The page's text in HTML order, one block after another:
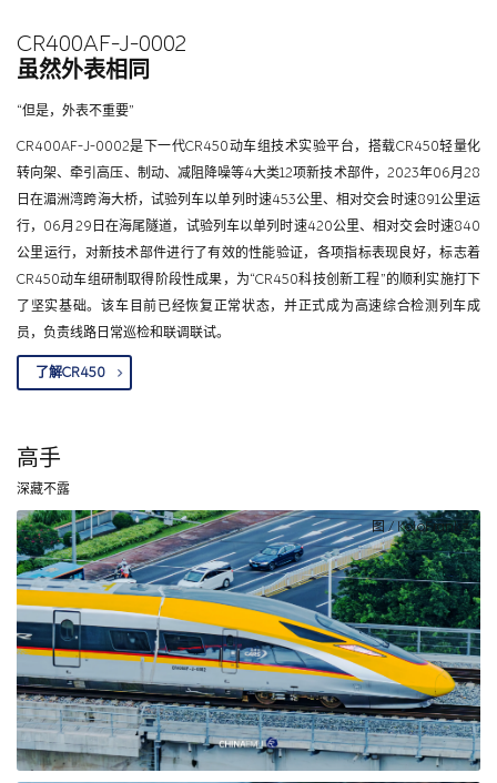
CR400AF-J-0002
虽然外表相同
“但是，外表不重要”
CR400AF-J-0002是下一代CR450动车组技术实验平台，搭载CR450轻量化
转向架、牵引高压、制动、减阻降噪等4大类12项新技术部件，2023年06月28
日在湄洲湾跨海大桥，试验列车以单列时速453公里、相对交会时速891公里运
行，06月29日在海尾隧道，试验列车以单列时速420公里、相对交会时速840
公里运行，对新技术部件进行了有效的性能验证，各项指标表现良好，标志着
CR450动车组研制取得阶段性成果，为“CR450科技创新工程”的顺利实施打下
了坚实基础。该车目前已经恢复正常状态，并正式成为高速综合检测列车成
员，负责线路日常巡检和联调联试。
了解CR450
高手
深藏不露
图 / KoloFrankz